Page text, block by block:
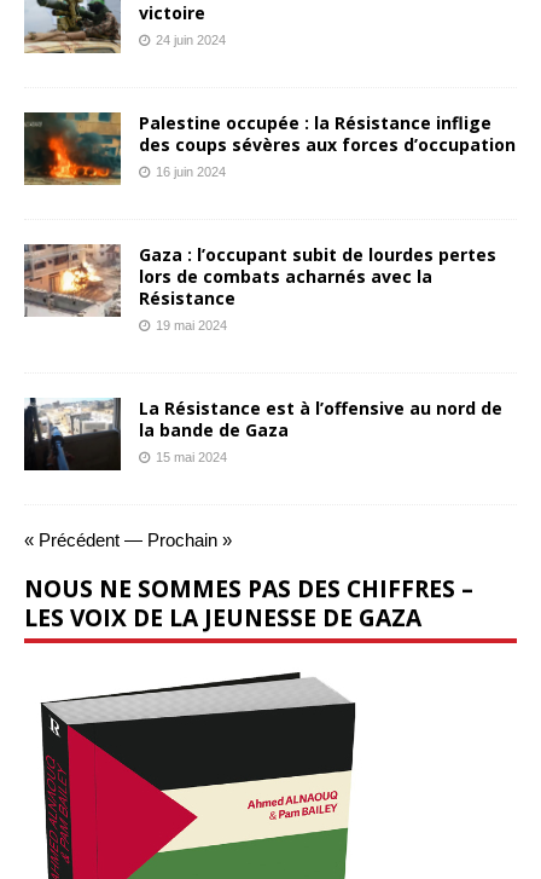
victoire
24 juin 2024
Palestine occupée : la Résistance inflige
des coups sévères aux forces d’occupation
16 juin 2024
Gaza : l’occupant subit de lourdes pertes
lors de combats acharnés avec la
Résistance
19 mai 2024
La Résistance est à l’offensive au nord de
la bande de Gaza
15 mai 2024
« Précédent — Prochain »
NOUS NE SOMMES PAS DES CHIFFRES –
LES VOIX DE LA JEUNESSE DE GAZA